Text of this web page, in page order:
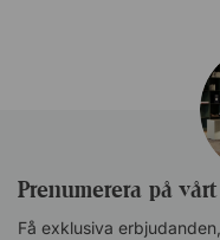
Prenumerera på
Få exklusiva